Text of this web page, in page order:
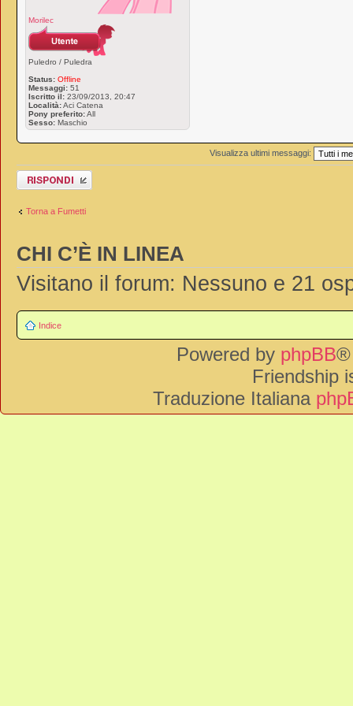
Morilec
Puledro / Puledra
Status: Offline
Messaggi: 51
Iscritto il: 23/09/2013, 20:47
Località:Aci Catena
Pony preferito:All
Sesso: Maschio
Visualizza ultimi messaggi:
Rispondi al
messaggio
Torna a Fumetti
CHI C’È IN LINEA
Visitano il forum: Nessuno e 21
Indice
Powered by phpBB®
Friendship
Traduzione Italiana